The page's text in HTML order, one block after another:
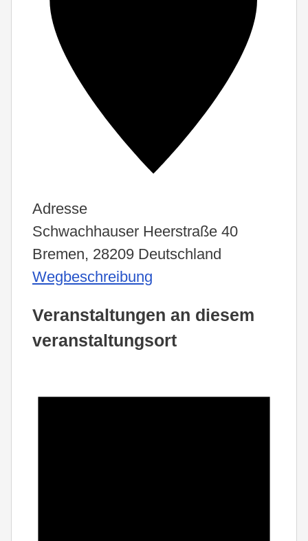
Adresse
Schwachhauser Heerstraße 40
Bremen, 28209 Deutschland
Wegbeschreibung
Veranstaltungen an diesem
veranstaltungsort